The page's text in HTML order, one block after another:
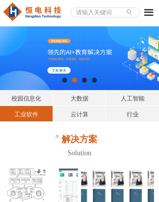
끀
ꄙ
解决方案
Solution
。
校园信息化 大数据 人工智能
工业软件 云计算 行业